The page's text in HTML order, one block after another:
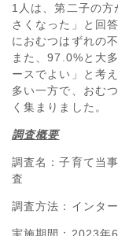
1人は、第二子の
さくなった」と回
におむつはずれの
また、97.0%と大
ースでよい」と考
多い一方で、おむ
く集まりました。
調査概要
調査名：子育て当
調査方法：インタ
実施期間：2023年